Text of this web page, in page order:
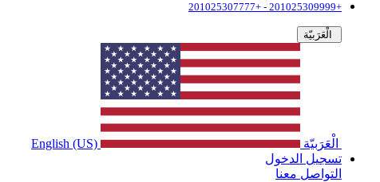
+201025309999 - +201025307777
الْعَرَبيّة
الْعَرَبيّة
English (US)
تسجيل الدخول
التواصل معنا